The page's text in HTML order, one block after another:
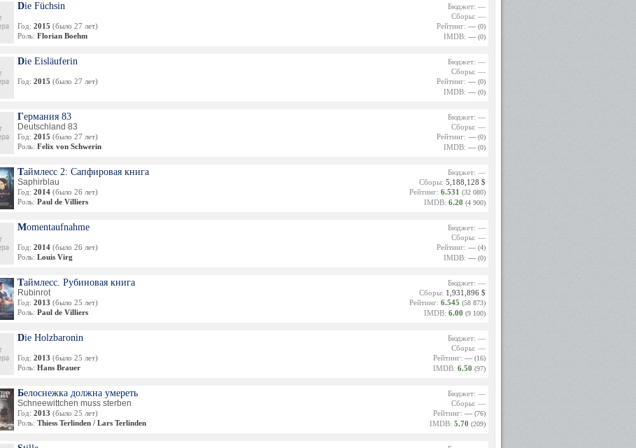
Die Füchsin
Год: 2015 (было 27 лет)
Роль: Florian Boehm
Бюджет: —
Сборы: —
Рейтинг: — (0)
IMDB: — (0)
Die Eisläuferin
Год: 2015 (было 27 лет)
Бюджет: —
Сборы: —
Рейтинг: — (0)
IMDB: — (0)
Германия 83
Deutschland 83
Год: 2015 (было 27 лет)
Роль: Felix von Schwerin
Бюджет: —
Сборы: —
Рейтинг: — (0)
IMDB: — (0)
Таймлесс 2: Сапфировая книга
Saphirblau
Год: 2014 (было 26 лет)
Роль: Paul de Villiers
Бюджет: —
Сборы: 5,188,128 $
Рейтинг: 6.531 (32 080)
IMDB: 6.20 (4 900)
Momentaufnahme
Год: 2014 (было 26 лет)
Роль: Louis Virg
Бюджет: —
Сборы: —
Рейтинг: — (4)
IMDB: — (0)
Таймлесс. Рубиновая книга
Rubinrot
Год: 2013 (было 25 лет)
Роль: Paul de Villiers
Бюджет: —
Сборы: 1,931,896 $
Рейтинг: 6.545 (58 873)
IMDB: 6.00 (9 100)
Die Holzbaronin
Год: 2013 (было 25 лет)
Роль: Hans Brauer
Бюджет: —
Сборы: —
Рейтинг: — (16)
IMDB: 6.50 (97)
Белоснежка должна умереть
Schneewittchen muss sterben
Год: 2013 (было 25 лет)
Роль: Thiess Terlinden / Lars Terlinden
Бюджет: —
Сборы: —
Рейтинг: — (76)
IMDB: 5.70 (209)